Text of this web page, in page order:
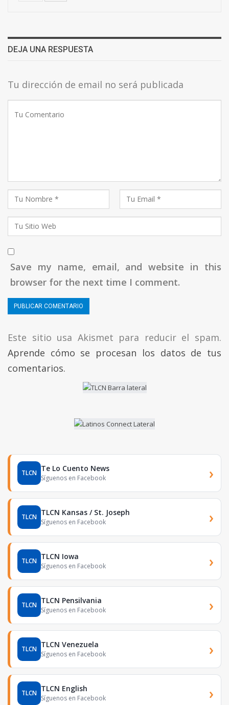
DEJA UNA RESPUESTA
Tu dirección de email no será publicada
Save my name, email, and website in this
browser for the next time I comment.
Este sitio usa Akismet para reducir el spam.
Aprende cómo se procesan los datos de tus
comentarios.
TLCN Te Lo Cuento News
Síguenos en Facebook ›
TLCN TLCN Kansas / St. Joseph
Síguenos en Facebook ›
TLCN TLCN Iowa
Síguenos en Facebook ›
TLCN TLCN Pensilvania
Síguenos en Facebook ›
TLCN TLCN Venezuela
Síguenos en Facebook ›
TLCN TLCN English
Síguenos en Facebook ›